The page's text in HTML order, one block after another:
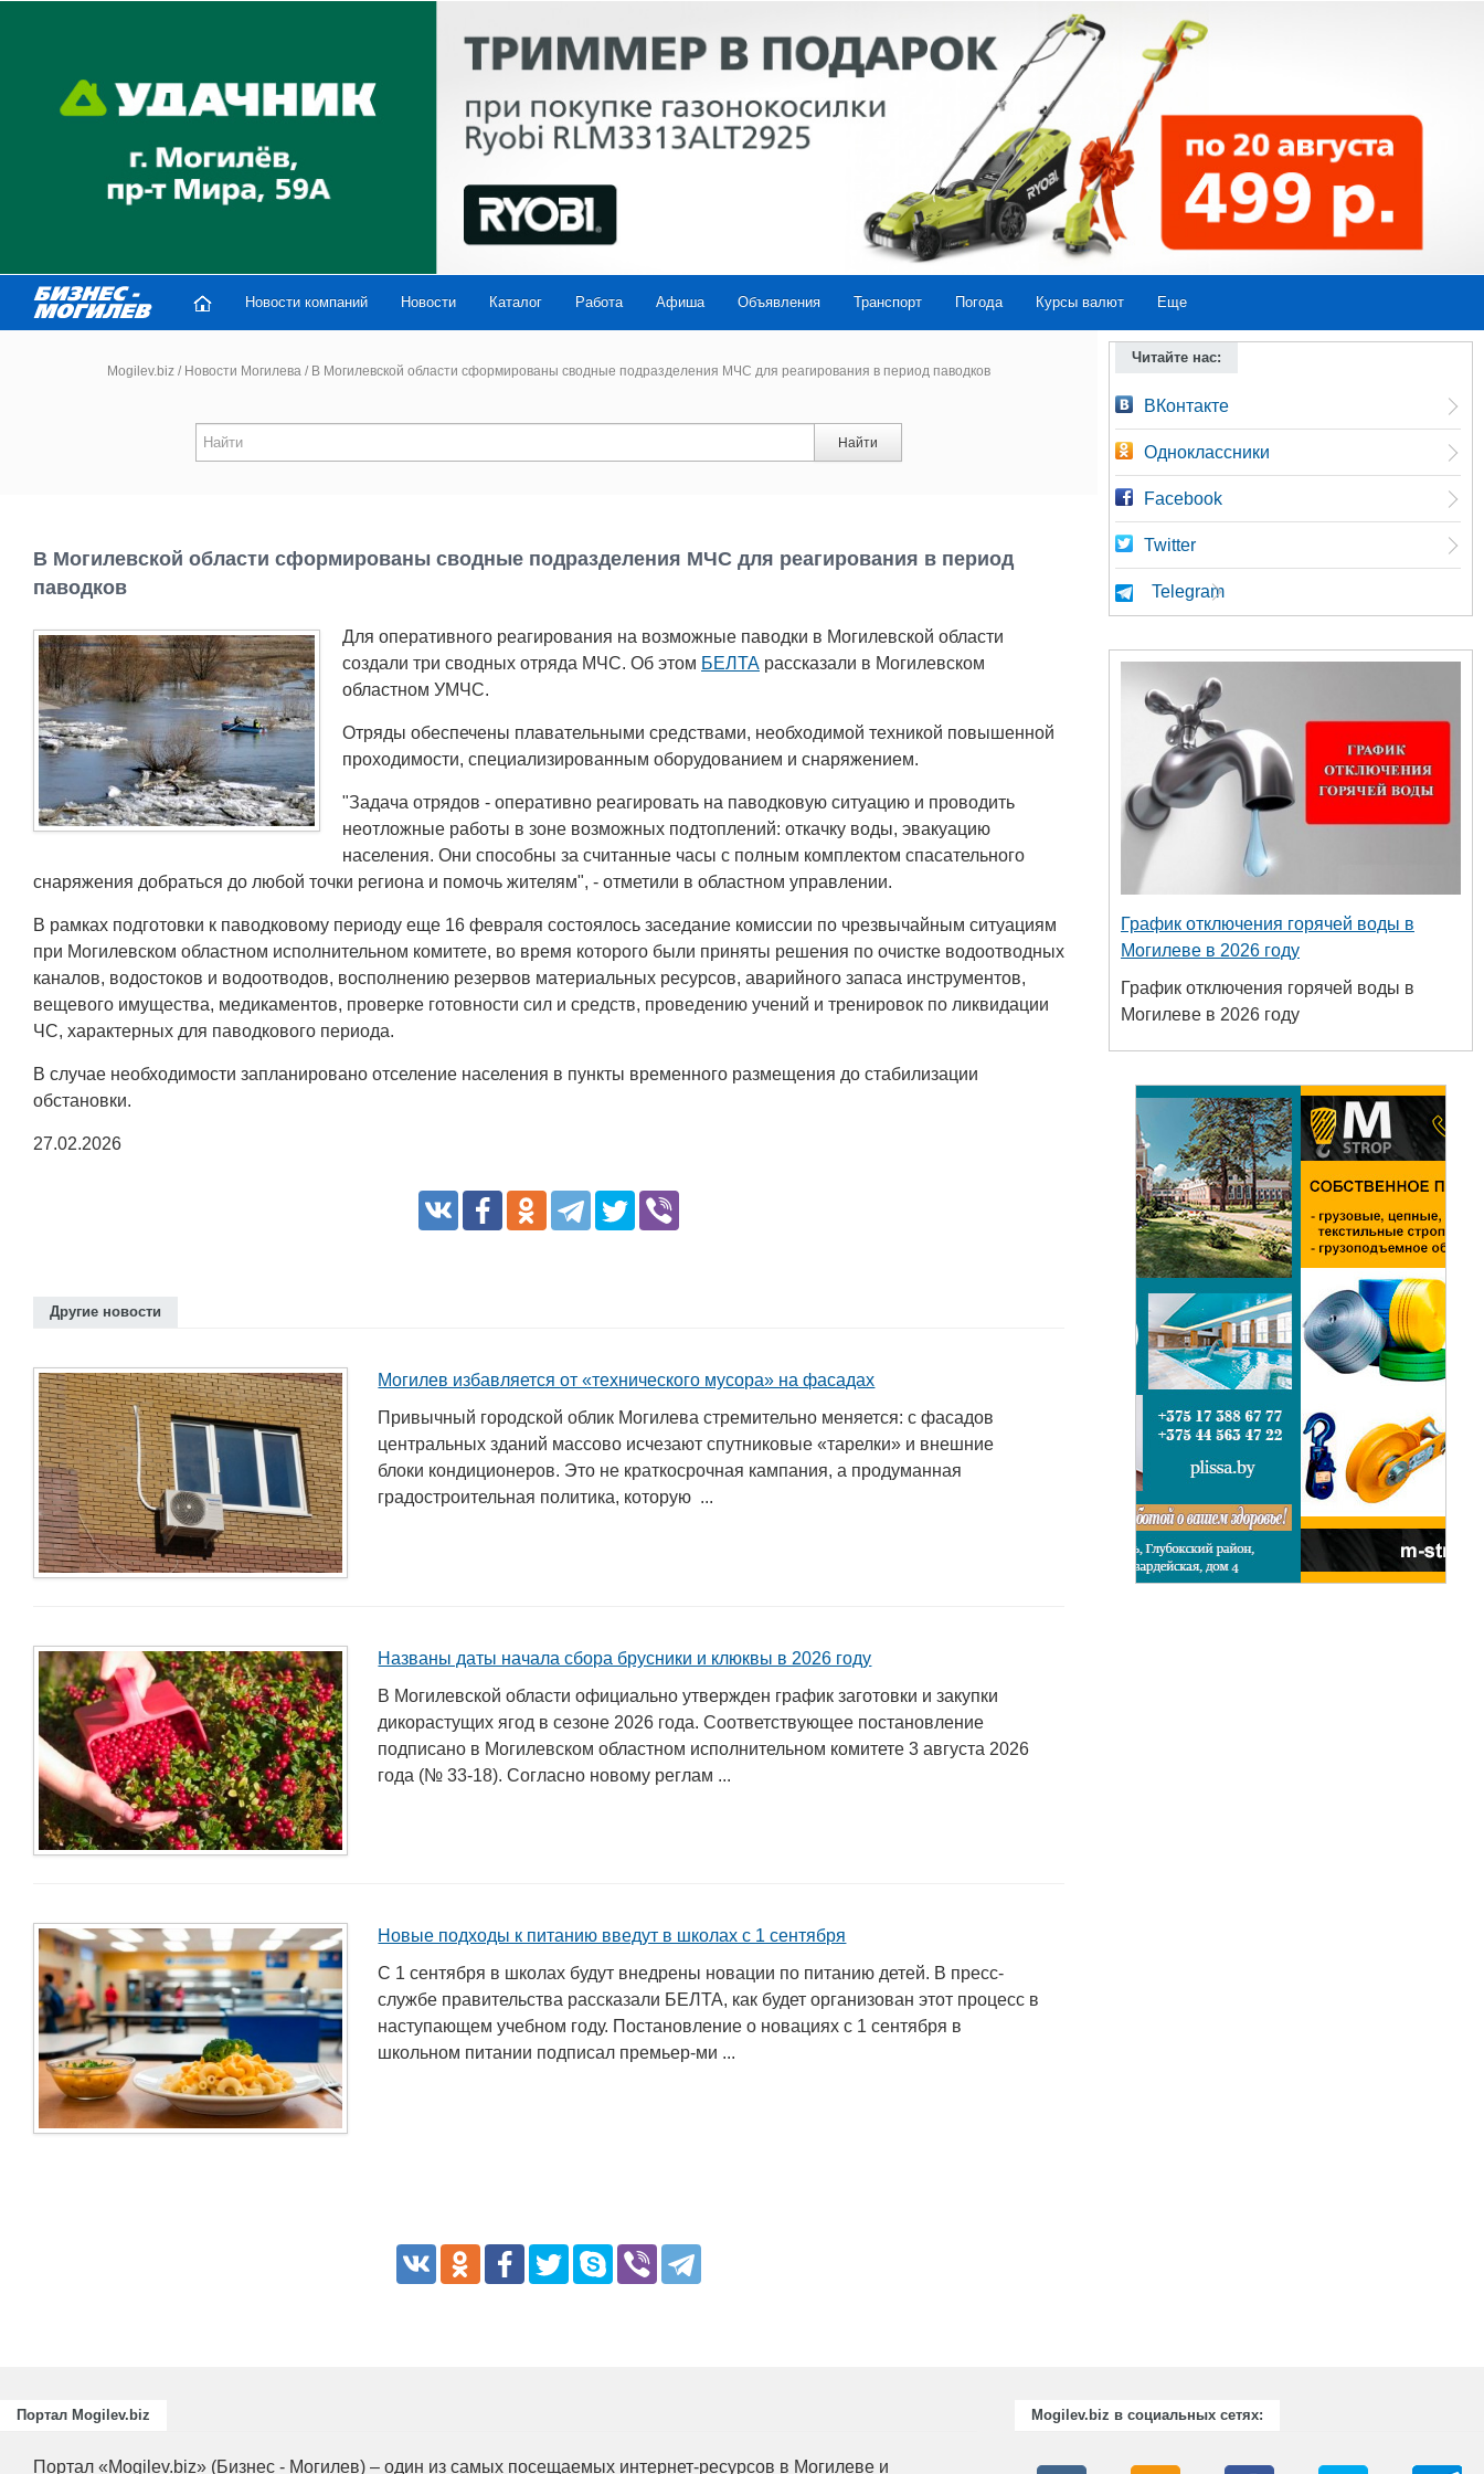
Новости компаний Новости Каталог Работа Афиша Объявления Транспорт Погода Курсы валют Еще
Mogilev.biz / Новости Могилева /В Могилевской области сформированы сводные подразделения МЧС для реагирования в период паводков
Найти
В Могилевской области сформированы сводные подразделения МЧС для реагирования в период
паводков
Для оперативного реагирования на возможные паводки в Могилевской области
создали три сводных отряда МЧС. Об этом БЕЛТА рассказали в Могилевском
областном УМЧС.
Отряды обеспечены плавательными средствами, необходимой техникой повышенной
проходимости, специализированным оборудованием и снаряжением.
"Задача отрядов - оперативно реагировать на паводковую ситуацию и проводить
неотложные работы в зоне возможных подтоплений: откачку воды, эвакуацию
населения. Они способны за считанные часы с полным комплектом спасательного
снаряжения добраться до любой точки региона и помочь жителям", - отметили в областном управлении.
В рамках подготовки к паводковому периоду еще 16 февраля состоялось заседание комиссии по чрезвычайным ситуациям
при Могилевском областном исполнительном комитете, во время которого были приняты решения по очистке водоотводных
каналов, водостоков и водоотводов, восполнению резервов материальных ресурсов, аварийного запаса инструментов,
вещевого имущества, медикаментов, проверке готовности сил и средств, проведению учений и тренировок по ликвидации
ЧС, характерных для паводкового периода.
В случае необходимости запланировано отселение населения в пункты временного размещения до стабилизации
обстановки.
27.02.2026
Другие новости
Могилев избавляется от «технического мусора» на фасадах
Привычный городской облик Могилева стремительно меняется: с фасадов
центральных зданий массово исчезают спутниковые «тарелки» и внешние
блоки кондиционеров. Это не краткосрочная кампания, а продуманная
градостроительная политика, которую ...
Названы даты начала сбора брусники и клюквы в 2026 году
В Могилевской области официально утвержден график заготовки и закупки
дикорастущих ягод в сезоне 2026 года. Соответствующее постановление
подписано в Могилевском областном исполнительном комитете 3 августа 2026
года (№ 33-18). Согласно новому реглам ...
Новые подходы к питанию введут в школах с 1 сентября
С 1 сентября в школах будут внедрены новации по питанию детей. В пресс-
службе правительства рассказали БЕЛТА, как будет организован этот процесс в
наступающем учебном году. Постановление о новациях с 1 сентября в
школьном питании подписал премьер-ми ...
Читайте нас:
ВКонтакте
Одноклассники
Facebook
Twitter
Telegram
График отключения горячей воды в
Могилеве в 2026 году
График отключения горячей воды в
Могилеве в 2026 году
Подготовка, переподготовка и
повышение квалификации специалистов
для пищевых и перерабатывающих
отраслей АПК, а также предприятий
химической промышленности.
Портал Mogilev.biz
Портал «Mogilev.biz» (Бизнес - Могилев) – один из самых посещаемых интернет-ресурсов в Могилеве и
Mogilev.biz в социальных сетях: